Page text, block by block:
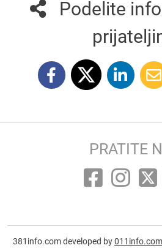
Podelite
PRATITE
381info.com developed by011info.com